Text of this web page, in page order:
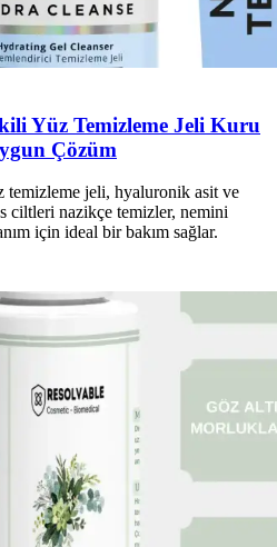
Yüz Temizleme Jeli Kuru
Çözüm
jeli, hyaluronik asit ve
ciltleri nazikçe temizler, nemini
için ideal bir bakım sağlar.